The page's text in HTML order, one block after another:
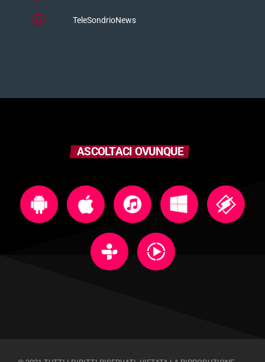
TeleSondrioNews
ASCOLTACI OVUNQUE